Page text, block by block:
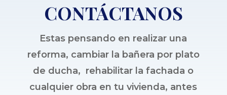
CONTÁCTANOS
Estas pensando en realizar una
reforma, cambiar la bañera por plato
de ducha, rehabilitar la fachada o
cualquier obra en tu vivienda, antes